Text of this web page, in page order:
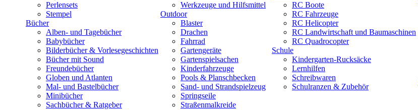
Perlensets
Stempel
Bücher
Alben- und Tagebücher
Babybücher
Bilderbücher & Vorlesegeschichten
Bücher mit Sound
Freundebücher
Globen und Atlanten
Mal- und Bastelbücher
Minibücher
Sachbücher & Ratgeber
Werkzeuge und Hilfsmittel
Outdoor
Blaster
Drachen
Fahrrad
Gartengeräte
Gartenspielsachen
Kinderfahrzeuge
Pools & Planschbecken
Sand- und Strandspielzeug
Springseile
Straßenmalkreide
RC Boote
RC Fahrzeuge
RC Helicopter
RC Landwirtschaft und Baumaschinen
RC Quadrocopter
Schule
Kindergarten-Rucksäcke
Lernhilfen
Schreibwaren
Schulranzen & Zubehör